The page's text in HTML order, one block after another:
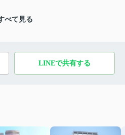
べて見る
LINEで共有する